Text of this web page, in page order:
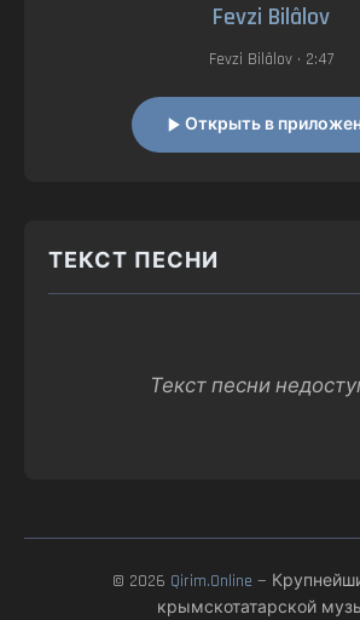
Fevzi Bilâlov
Fevzi Bilâlov• 2:47
Открыть в
ТЕКСТ ПЕСНИ
Текст песни
© 2026 Qirim.Online —
крымскотатарской